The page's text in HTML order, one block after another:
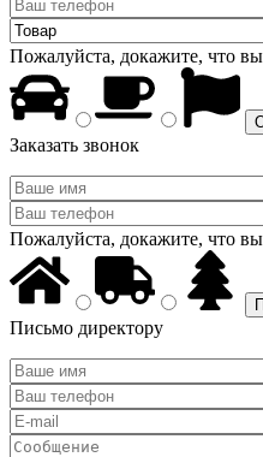
Пожалуйста, докажите, что
Заказать звонок
Пожалуйста, докажите, что
Письмо директору